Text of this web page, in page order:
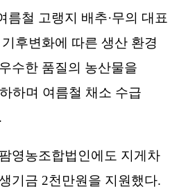
름철 고랭지 배추·무의 대표
후변화에 따른 생산 환경
수한 품질의 농산물을
하며 여름철 채소 수급
.
영농조합법인에도 지게차
기금 2천만원을 지원했다.